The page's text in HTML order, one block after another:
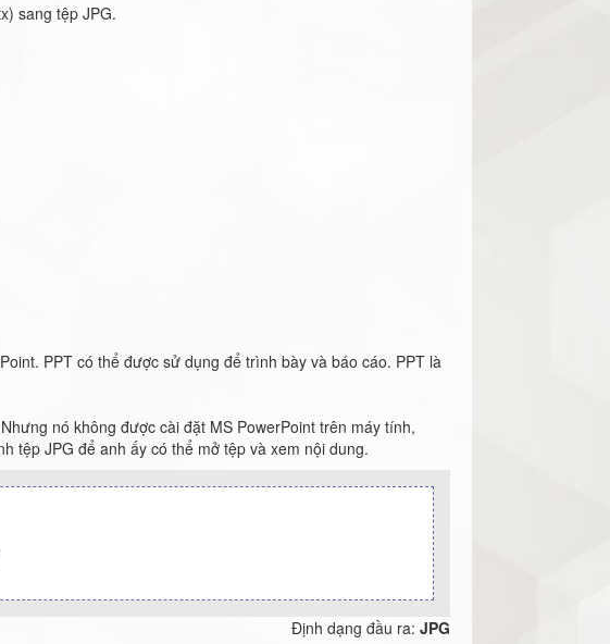
sang tệp JPG.
PPT có thể được sử dụng để trình bày và báo cáo. PPT là
nó không được cài đặt MS PowerPoint trên máy tính,
tệp JPG để anh ấy có thể mở tệp và xem nội dung.
Định dạng đầu ra: JPG